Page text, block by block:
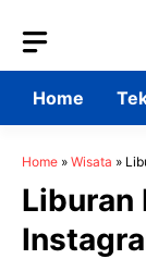
content
Home
Home » Wisata »
Liburan